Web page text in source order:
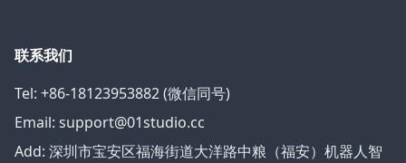
联系我们
Tel: +86-18123953882 (微信同号)
Email: support@01studio.cc
Add: 深圳市宝安区福海街道大洋路中粮（福安）机器人智